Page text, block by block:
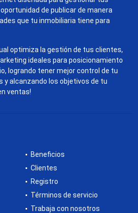
de publicar de manera
que tu inmobiliaria tiene para
optimiza la gestión de tus clientes,
ideales para posicionamiento
logrando tener mejor control de tu
y alcanzando los objetivos de tu
ventas!
Beneficios
Clientes
Registro
Términos de servicio
Trabaja con nosotros